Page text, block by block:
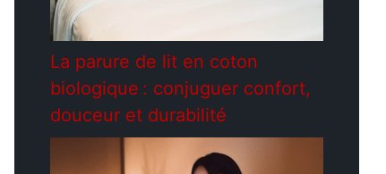
La parure de lit en coton
biologique : conjuguer confort,
douceur et durabilité